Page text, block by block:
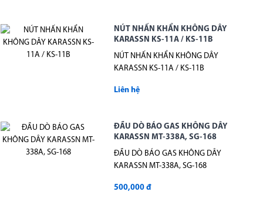
NÚT NHẤN KHẨN KHÔNG DÂY
KARASSN KS-11A / KS-11B
NÚT NHẤN KHẨN KHÔNG DÂY
KARASSN KS-11A / KS-11B
Liên hệ
ĐẦU DÒ BÁO GAS KHÔNG DÂY
KARASSN MT-338A, SG-168
ĐẦU DÒ BÁO GAS KHÔNG DÂY
KARASSN MT-338A, SG-168
500,000 đ